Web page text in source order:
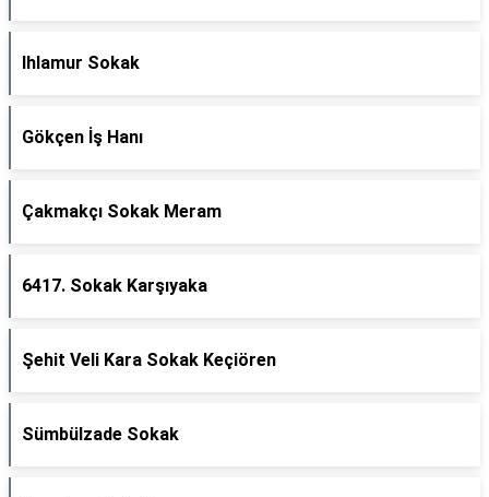
Ihlamur Sokak
Gökçen İş Hanı
Çakmakçı Sokak Meram
6417. Sokak Karşıyaka
Şehit Veli Kara Sokak Keçiören
Sümbülzade Sokak